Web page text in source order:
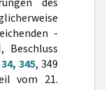
-
Beschluss
345, 349
vom 21.